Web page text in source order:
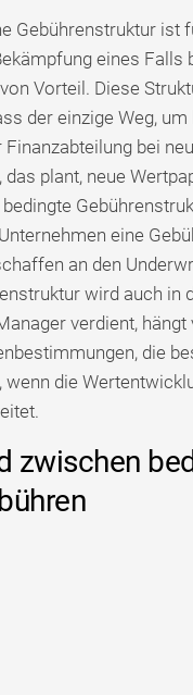
Gebührenstruktur ist
eines Falls
Vorteil. Diese
der einzige Weg,
Finanzabteilung bei
das plant, neue
eine
an den
wird auch in
verdient,
die
wenn die
zwischen